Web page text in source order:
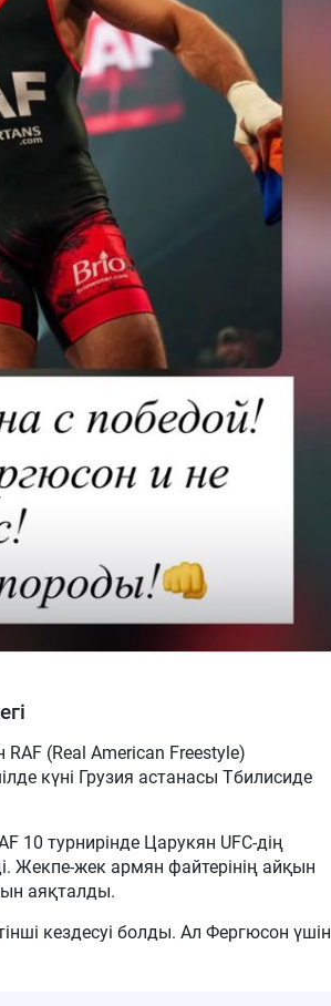
(Real American Freestyle)
күні Грузия астанасы Тбилисиде
10 турнирінде Царукян UFC-дің
Жекпе-жек армян файтерінің айқын
аяқталды.
кездесуі болды. Ал Фергюсон үшін